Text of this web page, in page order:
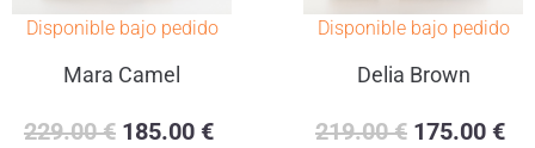
Disponible bajo pedido
Mara Camel
229.00€ 185.00 €
Disponible bajo pedido
Delia Brown
219.00€ 175.00 €